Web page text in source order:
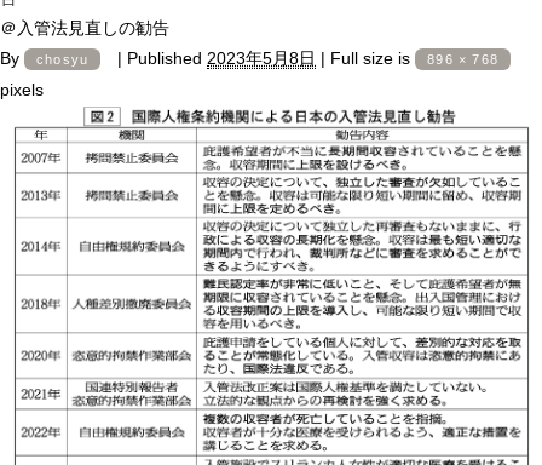
＠入管法見直しの勧告
By
chosyu | Published 2023年5月8日 | Full size is 896 × 768
pixels